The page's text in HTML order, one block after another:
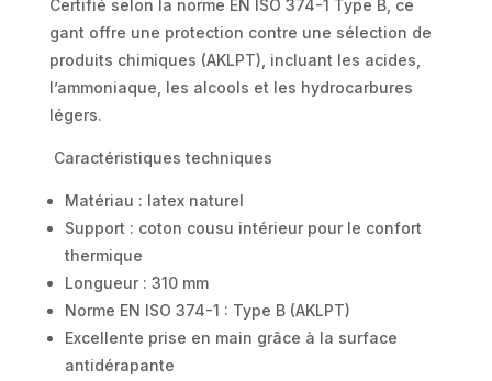
Certifié selon la norme EN ISO 374-1 Type B, ce
gant offre une protection contre une sélection de
produits chimiques (AKLPT), incluant les acides,
l’ammoniaque, les alcools et les hydrocarbures
légers.
Caractéristiques techniques
Matériau : latex naturel
Support : coton cousu intérieur pour le confort
thermique
Longueur : 310 mm
Norme EN ISO 374-1 : Type B (AKLPT)
Excellente prise en main grâce à la surface
antidérapante